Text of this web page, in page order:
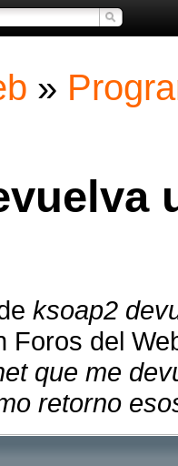
»
ksoap2
Foros del
que me
retorno